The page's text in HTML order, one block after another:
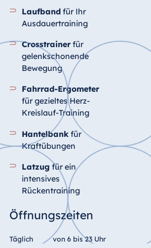
Laufband für Ihr
Ausdauertraining
Crosstrainer für
gelenkschonende
Bewegung
Fahrrad-Ergometer
für gezieltes Herz-
Kreislauf-Training
Hantelbank für
Kraftübungen
Latzug für ein
intensives
Rückentraining
Öffnungszeiten
Täglich von 6 bis 23 Uhr